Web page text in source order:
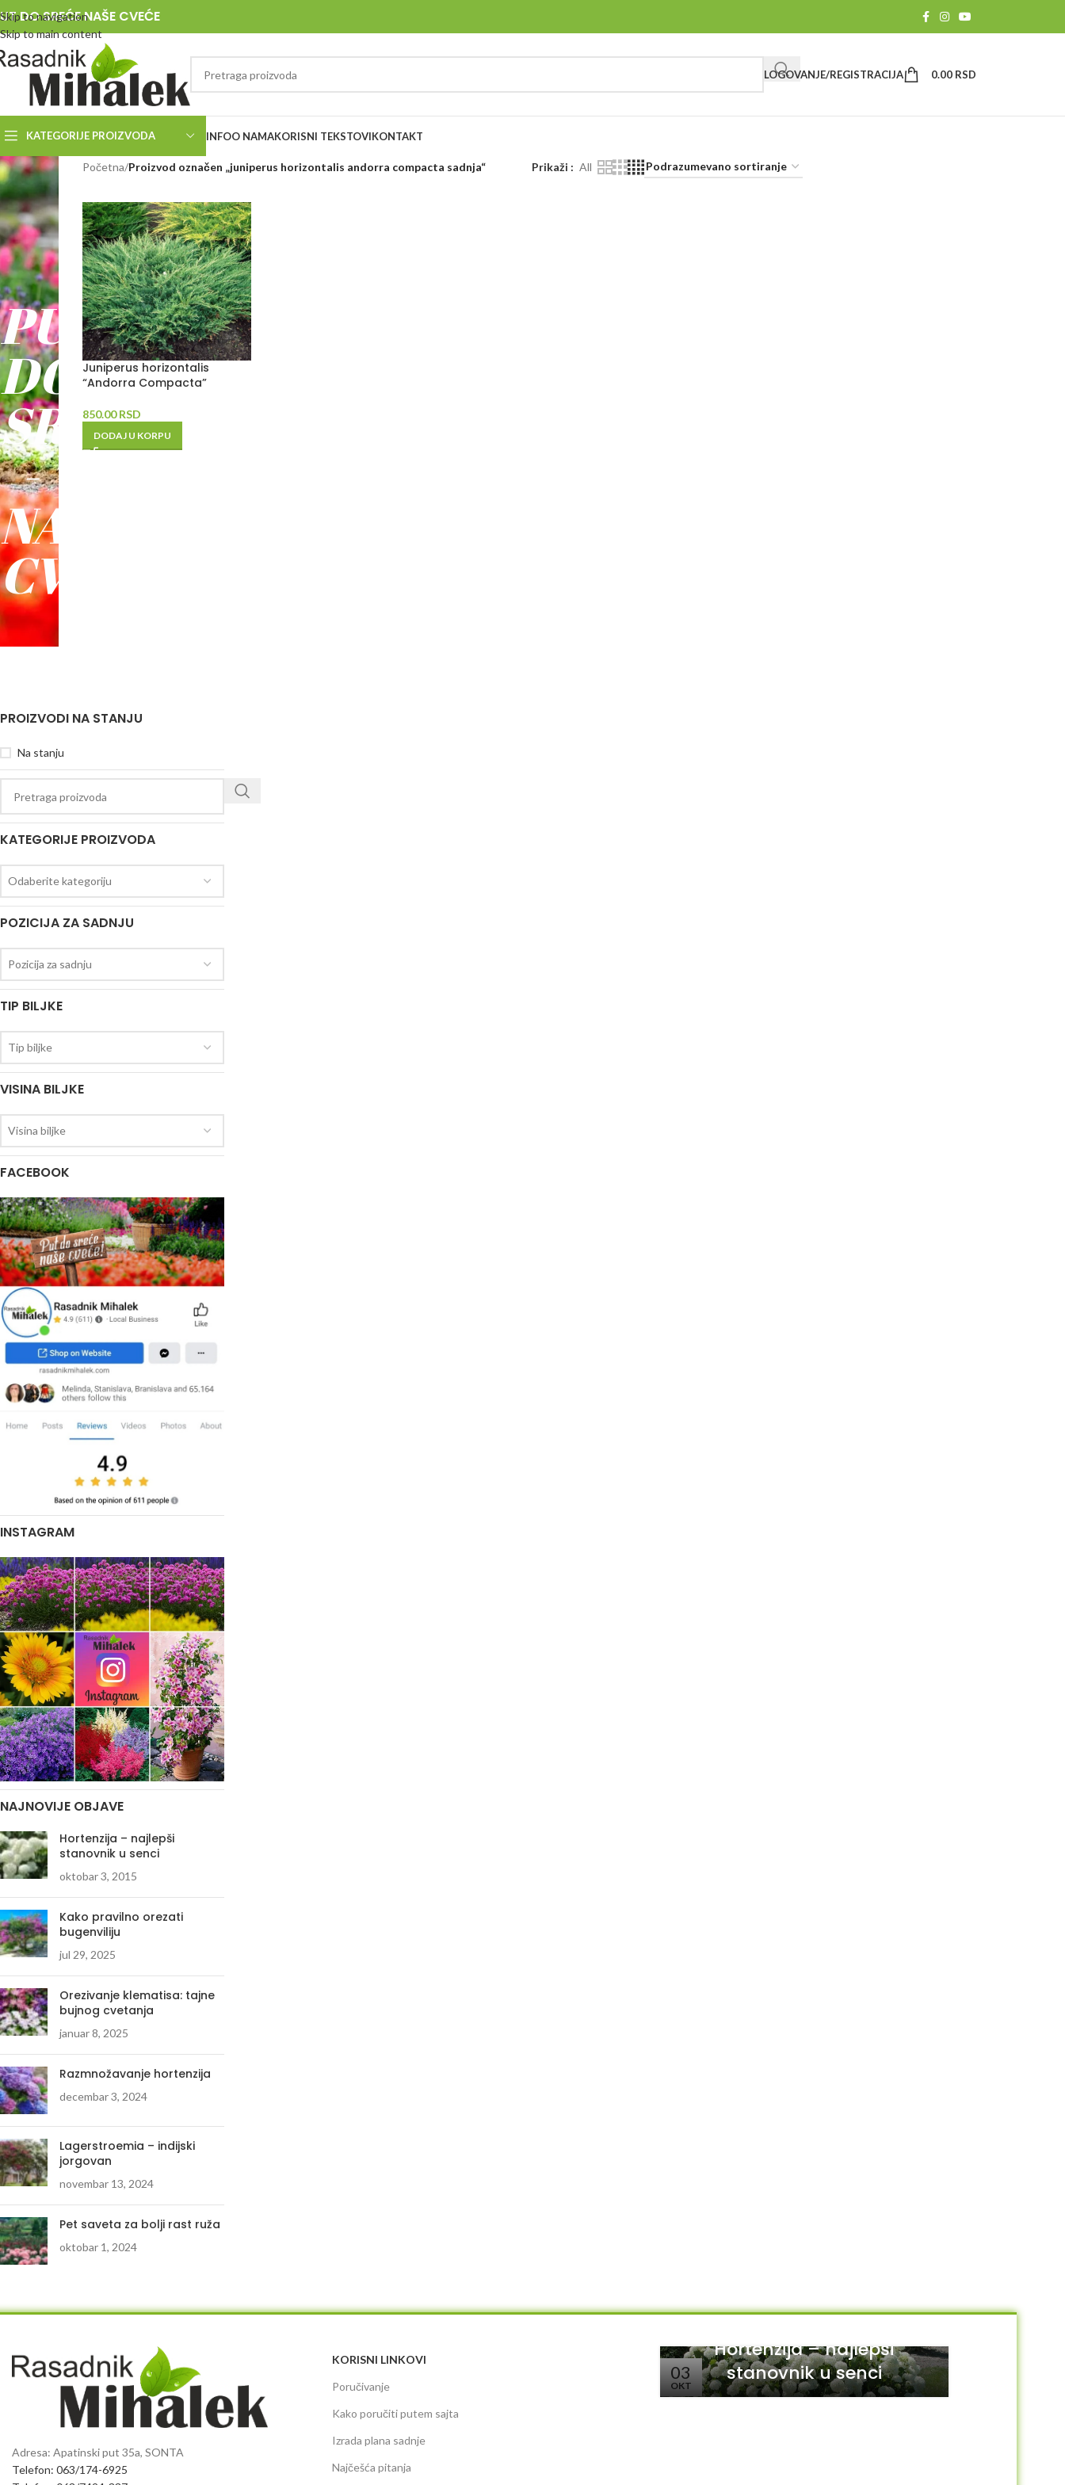
Skip to navigation
Skip to main content
DO SREĆE NAŠE CVEĆE
LOGOVANJE/REGISTRACIJA 0.00 RSD
KATEGORIJE PROIZVODA INFOO NAMAKORISNI TEKSTOVIKONTAKT
RASADNIK
MIHALEK
PUT
DO
SREĆE
-
NAŠE
CVEĆE
Početna/Proizvod označen „juniperus horizontalis andorra compacta sadnja“ Prikaži All
Juniperus horizontalis
“Andorra Compacta”
850.00RSD
DODAJ U KORPU
PROIZVODI NA STANJU
Na stanju
KATEGORIJE PROIZVODA
Odaberite kategoriju
POZICIJA ZA SADNJU
Pozicija za sadnju
TIP BILJKE
Tip biljke
VISINA BILJKE
Visina biljke
FACEBOOK
INSTAGRAM
NAJNOVIJE OBJAVE
Hortenzija – najlepši
stanovnik u senci
oktobar 3, 2015
Kako pravilno orezati
bugenviliju
jul 29, 2025
Orezivanje klematisa: tajne
bujnog cvetanja
januar 8, 2025
Razmnožavanje hortenzija
decembar 3, 2024
Lagerstroemia – indijski
jorgovan
novembar 13, 2024
Pet saveta za bolji rast ruža
oktobar 1, 2024
Adresa: Apatinski put 35a, SONTA
Telefon: 063/174-6925
KORISNI LINKOVI
Poručivanje
Kako poručiti putem sajta
Izrada plana sadnje
Najčešća pitanja
03
OKT
Hortenzija – najlepši
stanovnik u senci